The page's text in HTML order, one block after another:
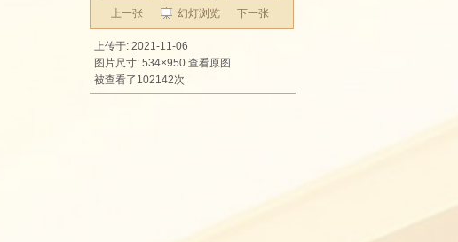
上一张 幻灯浏览 下一张
上传于: 2021-11-06
图片尺寸: 534×950 查看原图
被查看了102142次